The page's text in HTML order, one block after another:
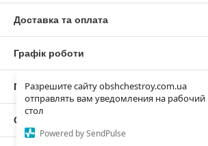
Разрешите сайту obshchestroy.com.ua
отправлять вам уведомления на рабочий
стол
Powered by SendPulse
Доставка та оплата
Графік роботи
Повна версія сайту
Сайт створено на маркетплейсі